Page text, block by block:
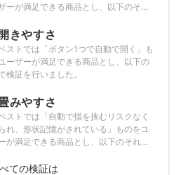
ーが満足できる商品とし、以下のそれ
ア化しました。
きやすさ
ストでは「ボタン1つで自動で開く」も
ーザーが満足できる商品とし、以下の
検証を行いました。
みやすさ
ストでは「自動で指を挟むリスクなく
れ、形状記憶がされている」ものをユ
が満足できる商品とし、以下のそれぞ
ました。
ての検証は